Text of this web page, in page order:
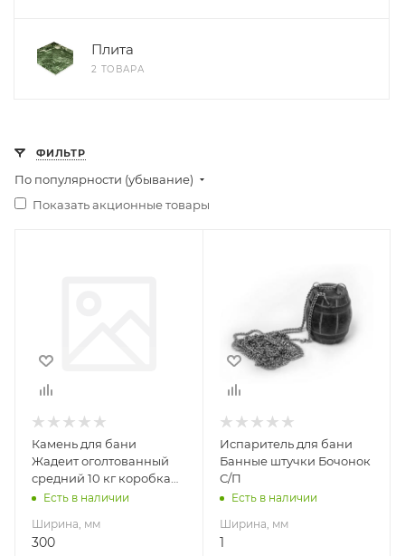
Плита
2 ТОВАРА
ФИЛЬТР
По популярности (убывание)
Показать акционные товары
150
Камень для бани
Жадеит оголтованный
средний 10 кг коробка
(40) АК
Есть в наличии
Ширина, мм
300
Высота, мм
Испаритель для бани
Банные штучки Бочонок
С/П
Есть в наличии
Ширина, мм
1